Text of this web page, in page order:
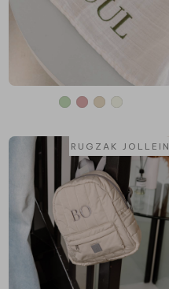
RUGZAK JOLLEIN